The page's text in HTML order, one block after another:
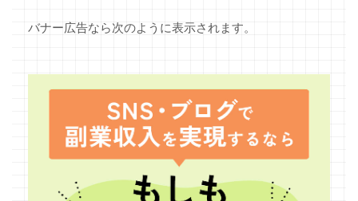
バナー広告なら次のように表示されます。